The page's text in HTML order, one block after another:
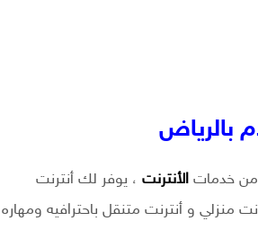
بالرياض
من خدمات الأنترنت ، يوفر لك أنترنت
منزلي و أنترنت متنقل باحترافيه ومهاره